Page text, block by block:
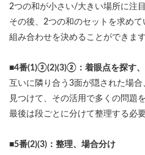
2つの和が小さい/大きい場所に注
その後、2つの和のセットを求め
組み合わせを決めることができます
■4番(1)③(2)(3)②：着眼点を探す
互いに隣り合う3面が隠された場
見つけて、その活用で多くの問題
最後は段ごとに分けて整理する必
■5番(2)(3)：整理、場合分け